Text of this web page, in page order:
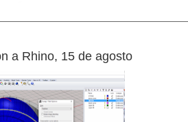
a Rhino, 15 de agosto